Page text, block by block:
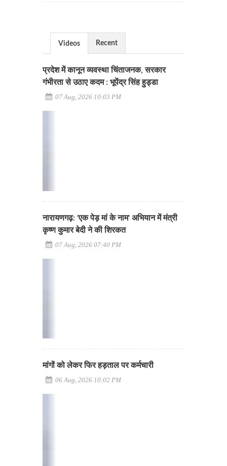
Videos Recent
प्रदेश में कानून व्यवस्था चिंताजनक, सरकार
गंभीरता से उठाए कदम : भूपेंद्र सिंह हुड्डा
07 Aug, 2026 10:03 PM
नारायणगढ़: 'एक पेड़ मां के नाम' अभियान में मंत्री
कृष्ण कुमार बेदी ने की शिरकत
07 Aug, 2026 07:40 PM
मांगों को लेकर फिर हड़ताल पर कर्मचारी
06 Aug, 2026 10:02 PM